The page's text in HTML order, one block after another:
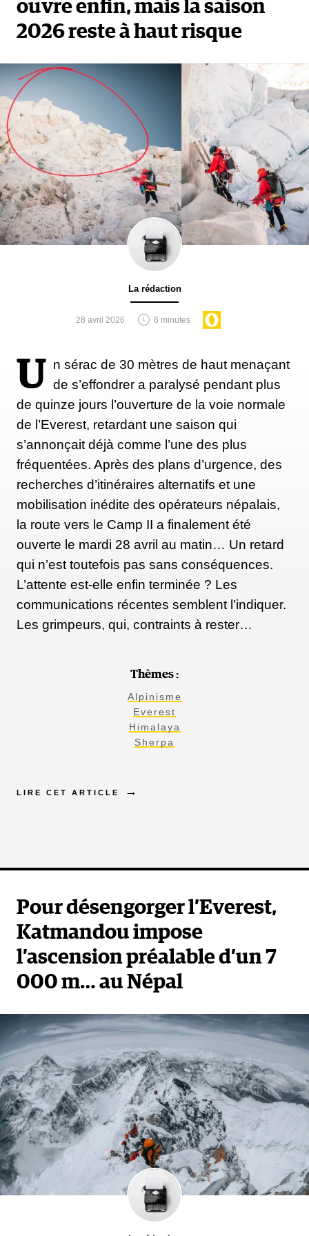
ouvre enfin, mais la saison
2026 reste à haut risque
La rédaction
28 avril 2026 6 minutes
U n sérac de 30 mètres de haut menaçant
de s’effondrer a paralysé pendant plus
de quinze jours l’ouverture de la voie normale
de l’Everest, retardant une saison qui
s’annonçait déjà comme l’une des plus
fréquentées. Après des plans d’urgence, des
recherches d’itinéraires alternatifs et une
mobilisation inédite des opérateurs népalais,
la route vers le Camp II a finalement été
ouverte le mardi 28 avril au matin… Un retard
qui n’est toutefois pas sans conséquences.
L’attente est-elle enfin terminée ? Les
communications récentes semblent l’indiquer.
Les grimpeurs, qui, contraints à rester…
Thèmes :
Alpinisme
Everest
Himalaya
Sherpa
LIRE CET ARTICLE
Pour désengorger l’Everest,
Katmandou impose
l’ascension préalable d’un 7
000 m… au Népal